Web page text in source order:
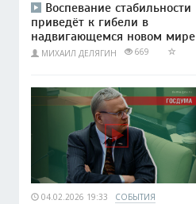
Воспевание стабильности
приведёт к гибели в
надвигающемся новом мире
МИХАИЛ ДЕЛЯГИН 669
04.02.2026 19:33 СОБЫТИЯ